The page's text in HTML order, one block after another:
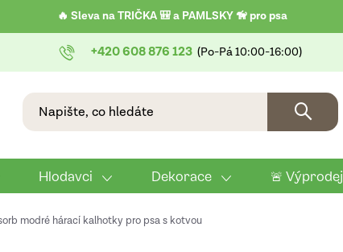
🔥 Sleva na TRIČKA 🎒 a PAMLSKY 🦮 pro psa
+420 608 876 123
Hlodavci Dekorace 🚨 Výprodej
modré hárací kalhotky pro psa s kotvou